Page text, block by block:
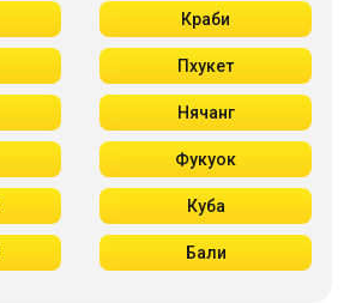
Краби
Пхукет
Нячанг
Фукуок
Куба
Бали